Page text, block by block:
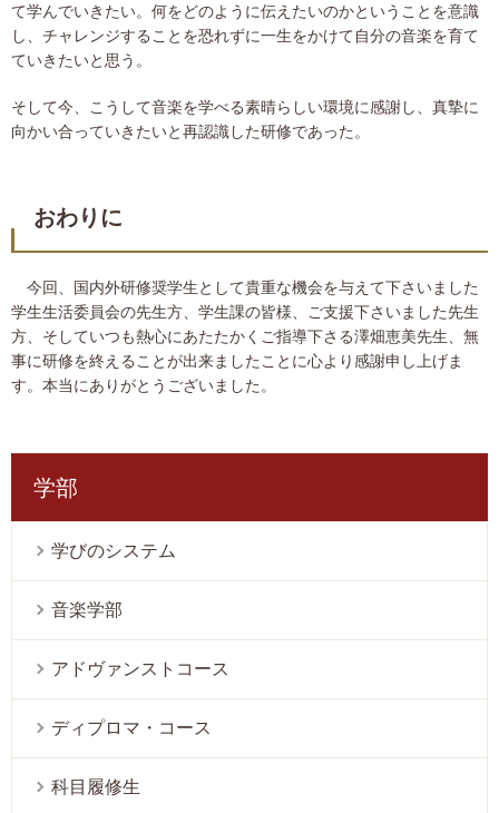
て学んでいきたい。何をどのように伝えたいのかということを意識
し、チャレンジすることを恐れずに一生をかけて自分の音楽を育て
ていきたいと思う。
そして今、こうして音楽を学べる素晴らしい環境に感謝し、真摯に
向かい合っていきたいと再認識した研修であった。
おわりに
今回、国内外研修奨学生として貴重な機会を与えて下さいました
学生生活委員会の先生方、学生課の皆様、ご支援下さいました先生
方、そしていつも熱心にあたたかくご指導下さる澤畑恵美先生、無
事に研修を終えることが出来ましたことに心より感謝申し上げま
す。本当にありがとうございました。
学部
学びのシステム
音楽学部
アドヴァンストコース
ディプロマ・コース
科目履修生